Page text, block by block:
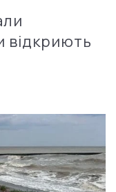
відкриють